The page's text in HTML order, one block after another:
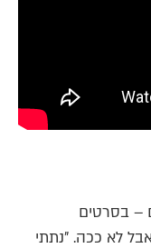
– בסרטים
לא ככה. "נתתי